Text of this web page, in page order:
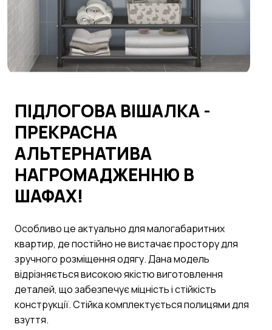
ПІДЛОГОВА ВІШАЛКА -
ПРЕКРАСНА
АЛЬТЕРНАТИВА
НАГРОМАДЖЕННЮ В
ШАФАХ!
Особливо це актуально для малогабаритних
квартир, де постійно не вистачає простору для
зручного розміщення одягу. Дана модель
відрізняється високою якістю виготовлення
деталей, що забезпечує міцність і стійкість
конструкції. Стійка комплектується полицями для
взуття.